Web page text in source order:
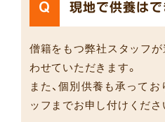
Q 現地で供養はで
僧籍をもつ弊社スタッフ
わせていただきます。
また、個別供養も承って
ッフまでお申し付けくださ